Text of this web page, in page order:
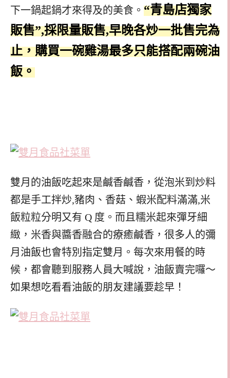
下一鍋起鍋才來得及的美食。 “青島店獨家
販售”,採限量販售,早晚各炒一批售完為
止，購買一碗雞湯最多只能搭配兩碗油
飯。
雙月的油飯吃起來是鹹香鹹香，從泡米到炒料
都是手工拌炒,豬肉、香菇、蝦米配料滿滿,米
飯粒粒分明又有 Q 度。而且糯米起來彈牙細
緻，米香與醬香融合的療癒鹹香，很多人的彌
月油飯也會特別指定雙月。每次來用餐的時
候，都會聽到服務人員大喊說，油飯賣完囉～
如果想吃看看油飯的朋友建議要趁早！